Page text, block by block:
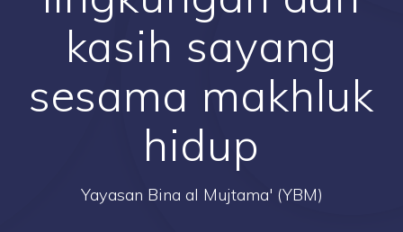
kasih sayang
sesama makhluk
hidup
Yayasan Bina al Mujtama' (YBM)